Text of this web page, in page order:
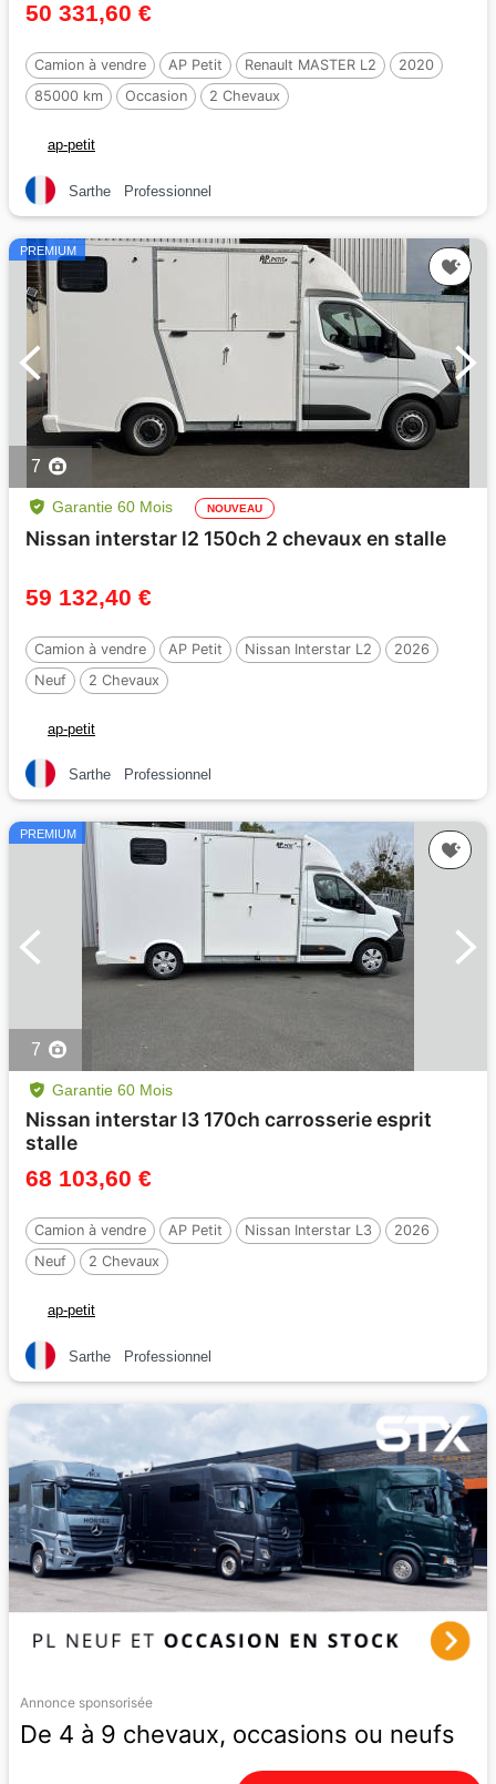
50 331,60 €
Camion à vendre AP Petit Renault MASTER L2
2020
85000 km
Occasion 2 Chevaux
ap-petit
Sarthe Professionnel
PREMIUM
7
Garantie 60 Mois NOUVEAU
Nissan interstar l2 150ch 2 chevaux en stalle
59 132,40 €
Camion à vendre AP Petit Nissan Interstar L2
2026
Neuf
2 Chevaux
ap-petit
Sarthe Professionnel
PREMIUM
7
Garantie 60 Mois
Nissan interstar l3 170ch carrosserie esprit
stalle
68 103,60 €
Camion à vendre AP Petit Nissan Interstar L3
2026
Neuf
2 Chevaux
ap-petit
Sarthe Professionnel
Annonce sponsorisée
De 4 à 9 chevaux, occasions ou neufs